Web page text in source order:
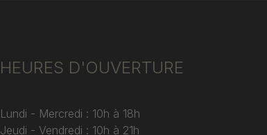
HEURES D'OUVERTURE
Lundi - Mercredi : 10h à 18h
Jeudi - Vendredi : 10h à 21h